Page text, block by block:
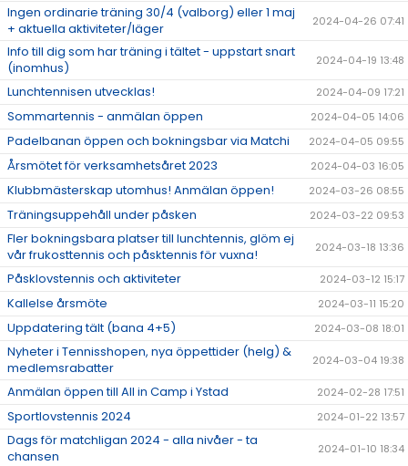
Ingen ordinarie träning 30/4 (valborg) eller 1 maj
+ aktuella aktiviteter/läger
2024-04-26 07:41
Info till dig som har träning i tältet - uppstart snart
(inomhus)
2024-04-19 13:48
Lunchtennisen utvecklas! 2024-04-09 17:21
Sommartennis - anmälan öppen 2024-04-05 14:06
Padelbanan öppen och bokningsbar via Matchi 2024-04-05 09:55
Årsmötet för verksamhetsåret 2023 2024-04-03 16:05
Klubbmästerskap utomhus! Anmälan öppen! 2024-03-26 08:55
Träningsuppehåll under påsken 2024-03-22 09:53
Fler bokningsbara platser till lunchtennis, glöm ej
vår frukosttennis och påsktennis för vuxna!
2024-03-18 13:36
Påsklovstennis och aktiviteter 2024-03-12 15:17
Kallelse årsmöte 2024-03-11 15:20
Uppdatering tält (bana 4+5) 2024-03-08 18:01
Nyheter i Tennisshopen, nya öppettider (helg) &
medlemsrabatter
2024-03-04 19:38
Anmälan öppen till All in Camp i Ystad 2024-02-28 17:51
Sportlovstennis 2024 2024-01-22 13:57
Dags för matchligan 2024 - alla nivåer - ta
chansen
2024-01-10 18:34